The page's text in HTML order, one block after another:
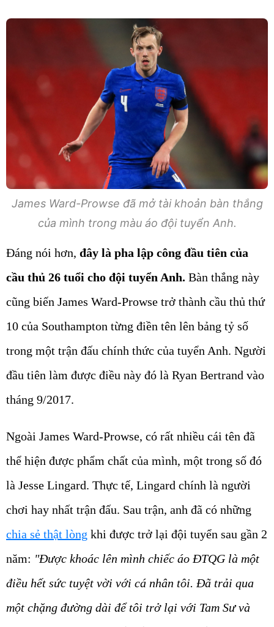
James Ward-Prowse đã mở tài khoản bàn thắng
của mình trong màu áo đội tuyển Anh.
Đáng nói hơn, đây là pha lập công đầu tiên của
cầu thủ 26 tuổi cho đội tuyển Anh. Bàn thắng này
cũng biến James Ward-Prowse trở thành cầu thủ thứ
10 của Southampton từng điền tên lên bảng tỷ số
trong một trận đấu chính thức của tuyển Anh. Người
đầu tiên làm được điều này đó là Ryan Bertrand vào
tháng 9/2017.
Ngoài James Ward-Prowse, có rất nhiều cái tên đã
thể hiện được phẩm chất của mình, một trong số đó
là Jesse Lingard. Thực tế, Lingard chính là người
chơi hay nhất trận đấu. Sau trận, anh đã có những
chia sẻ thật lòng khi được trở lại đội tuyển sau gần 2
năm: "Được khoác lên mình chiếc áo ĐTQG là một
điều hết sức tuyệt vời với cá nhân tôi. Đã trải qua
một chặng đường dài để tôi trở lại với Tam Sư và